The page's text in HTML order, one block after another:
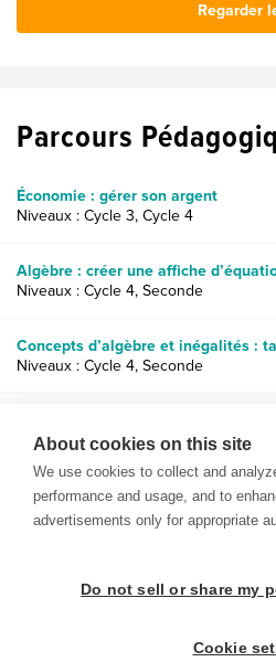
Regarder
Parcours
Économie : gérer son argent
Niveaux : Cycle 3, Cycle 4
Algèbre : créer une affiche
Niveaux : Cycle 4, Seconde
Concepts d’algèbre et inégalités :
Niveaux : Cycle 4, Seconde
dans le monde réel
Niveaux : Cycle 3, Cycle 4
About cookies on this site
We use cookies to collect and
performance and usage, and to
advertisements only for appropriate
Do not sell or share my
Cookie